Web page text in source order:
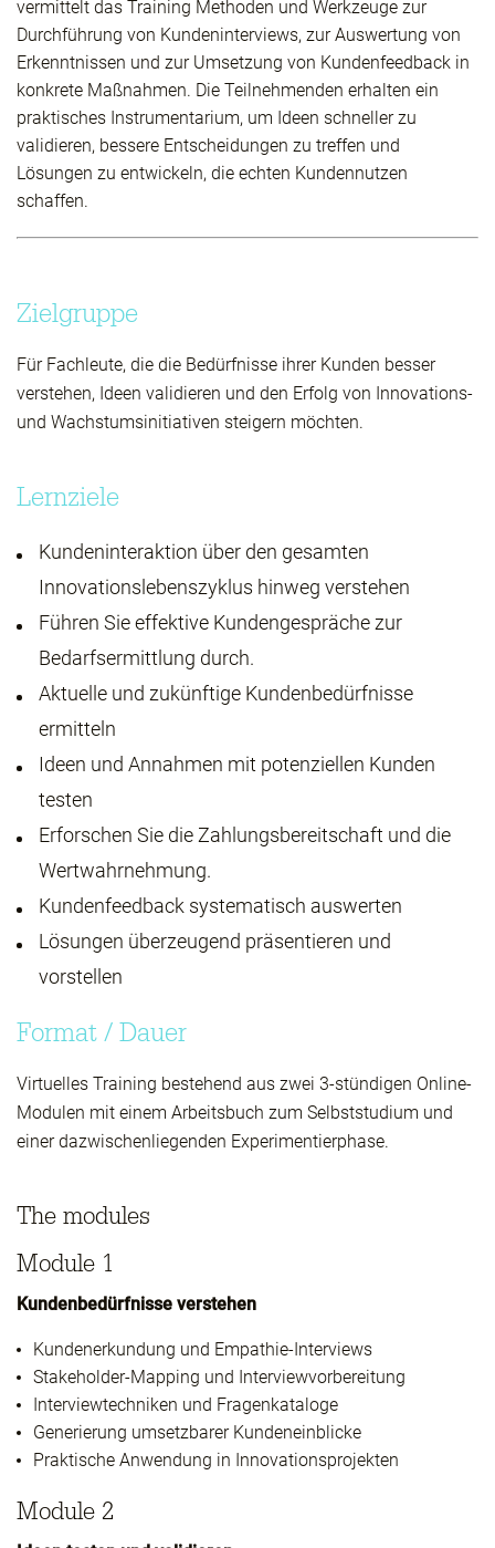
vermittelt das Training Methoden und Werkzeuge zur
Durchführung von Kundeninterviews, zur Auswertung von
Erkenntnissen und zur Umsetzung von Kundenfeedback in
konkrete Maßnahmen. Die Teilnehmenden erhalten ein
praktisches Instrumentarium, um Ideen schneller zu
validieren, bessere Entscheidungen zu treffen und
Lösungen zu entwickeln, die echten Kundennutzen
schaffen.
Zielgruppe
Für Fachleute, die die Bedürfnisse ihrer Kunden besser
verstehen, Ideen validieren und den Erfolg von Innovations-
und Wachstumsinitiativen steigern möchten.
Lernziele
Kundeninteraktion über den gesamten
Innovationslebenszyklus hinweg verstehen
Führen Sie effektive Kundengespräche zur
Bedarfsermittlung durch.
Aktuelle und zukünftige Kundenbedürfnisse
ermitteln
Ideen und Annahmen mit potenziellen Kunden
testen
Erforschen Sie die Zahlungsbereitschaft und die
Wertwahrnehmung.
Kundenfeedback systematisch auswerten
Lösungen überzeugend präsentieren und
vorstellen
Format / Dauer
Virtuelles Training bestehend aus zwei 3-stündigen Online-
Modulen mit einem Arbeitsbuch zum Selbststudium und
einer dazwischenliegenden Experimentierphase.
The modules
Module 1
Kundenbedürfnisse verstehen
Kundenerkundung und Empathie-Interviews
Stakeholder-Mapping und Interviewvorbereitung
Interviewtechniken und Fragenkataloge
Generierung umsetzbarer Kundeneinblicke
Praktische Anwendung in Innovationsprojekten
Module 2